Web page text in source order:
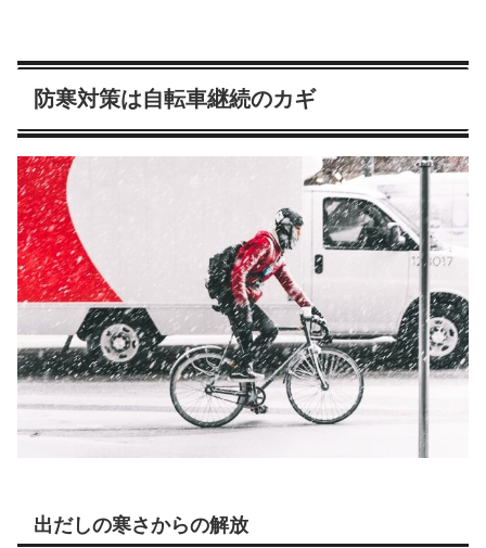
防寒対策は自転車継続のカギ
出だしの寒さからの解放